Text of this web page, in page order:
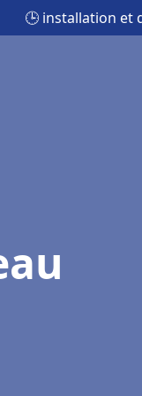
🕒 installation et